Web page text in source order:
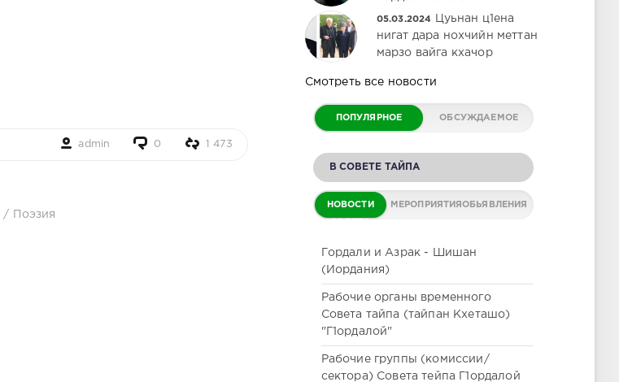
admin 0 1 473
/ Поэзия
05.03.2024
Цуьнан ц1ена
нигат дара нохчийн меттан
марзо вайга кхачор
Смотреть все новости
ПОПУЛЯРНОЕ ОБСУЖДАЕМОЕ
В СОВЕТЕ ТАЙПА
НОВОСТИ МЕРОПРИЯТИЯОБЬЯВЛЕНИЯ
Гордали и Азрак - Шишан
(Иордания)
Рабочие органы временного
Совета тайпа (тайпан Кхеташо)
"Г1ордалой"
Рабочие группы (комиссии/
сектора) Совета тейпа Г1ордалой